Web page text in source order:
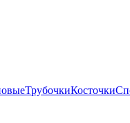
ТрубочкиКосточки